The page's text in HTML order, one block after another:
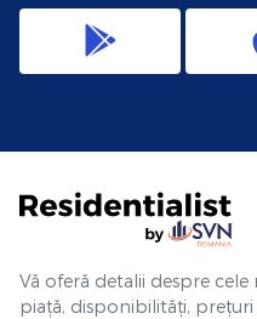
Vă oferă detalii despre
piață, disponibilități,